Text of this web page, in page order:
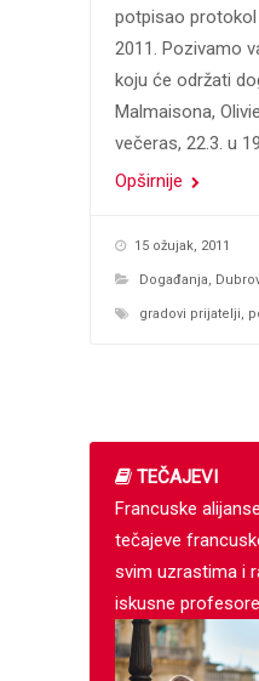
potpisao protokol
2011. Pozivamo
koju će održati
Malmaisona,
večeras, 22.3. u
Opširnije
15 ožujak, 2011
Događanja,
gradovi prijatelji,
TEČAJEVI
Francuske
tečajeve
svim uzrastima i
iskusne